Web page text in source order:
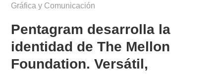
Gráfica y Comunicación
Pentagram desarrolla la
identidad de The Mellon
Foundation. Versátil,